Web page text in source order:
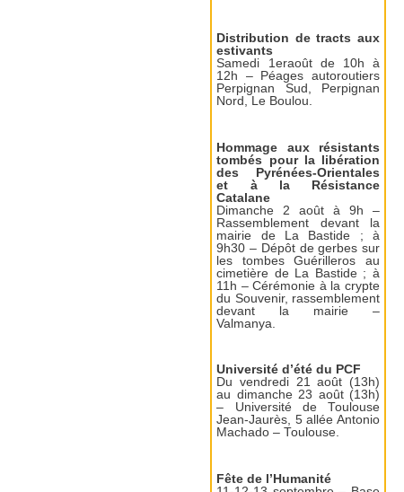
Distribution de tracts aux
estivants
Samedi 1eraoût de 10h à
12h – Péages autoroutiers
Perpignan Sud, Perpignan
Nord, Le Boulou.
Hommage aux résistants
tombés pour la libération
des Pyrénées-Orientales
et à la Résistance
Catalane
Dimanche 2 août à 9h –
Rassemblement devant la
mairie de La Bastide ; à
9h30 – Dépôt de gerbes sur
les tombes Guérilleros au
cimetière de La Bastide ; à
11h – Cérémonie à la crypte
du Souvenir, rassemblement
devant la mairie –
Valmanya.
Université d’été du PCF
Du vendredi 21 août (13h)
au dimanche 23 août (13h)
– Université de Toulouse
Jean-Jaurès, 5 allée Antonio
Machado – Toulouse.
Fête de l’Humanité